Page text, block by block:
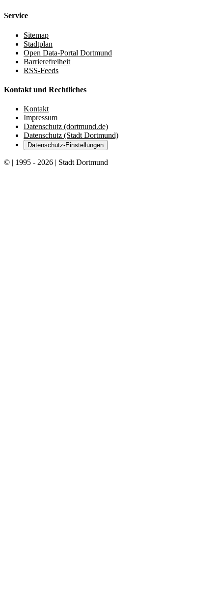
Service
Sitemap
Stadtplan
Open Data-Portal Dortmund
Barrierefreiheit
RSS-Feeds
Kontakt und Rechtliches
Kontakt
Impressum
Datenschutz (dortmund.de)
Datenschutz (Stadt Dortmund)
Datenschutz-Einstellungen
© | 1995 - 2026 | Stadt Dortmund